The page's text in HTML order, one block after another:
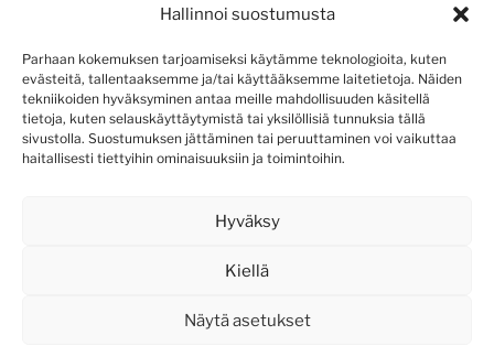
Hallinnoi suostumusta
Parhaan kokemuksen tarjoamiseksi käytämme teknologioita, kuten
evästeitä, tallentaaksemme ja/tai käyttääksemme laitetietoja. Näiden
tekniikoiden hyväksyminen antaa meille mahdollisuuden käsitellä
tietoja, kuten selauskäyttäytymistä tai yksilöllisiä tunnuksia tällä
sivustolla. Suostumuksen jättäminen tai peruuttaminen voi vaikuttaa
haitallisesti tiettyihin ominaisuuksiin ja toimintoihin.
Hyväksy
Kiellä
Näytä asetukset
Sisältösyöte
Kommenttisyöte